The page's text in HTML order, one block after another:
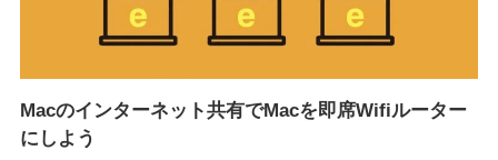
Macのインターネット共有でMacを即席Wifiルーター
にしよう